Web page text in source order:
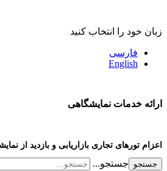
زبان خود را انتخاب کنید
فارسی
English
ارائه خدمات نمایشگاهی
اعزام تورهای تجاری بازاریابی و بازدید از
جستجو جستجو...